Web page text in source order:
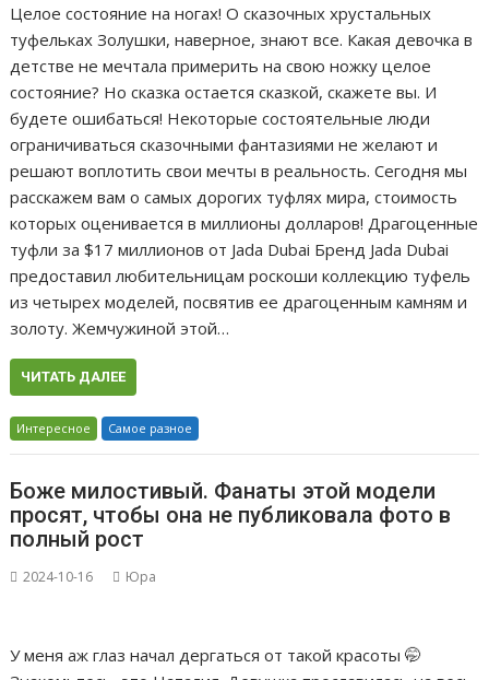
Целое состояние на ногах! О сказочных хрустальных
туфельках Золушки, наверное, знают все. Какая девочка в
детстве не мечтала примерить на свою ножку целое
состояние? Но сказка остается сказкой, скажете вы. И
будете ошибаться! Некоторые состоятельные люди
ограничиваться сказочными фантазиями не желают и
решают воплотить свои мечты в реальность. Сегодня мы
расскажем вам о самых дорогих туфлях мира, стоимость
которых оценивается в миллионы долларов! Драгоценные
туфли за $17 миллионов от Jada Dubai Бренд Jada Dubai
предоставил любительницам роскоши коллекцию туфель
из четырех моделей, посвятив ее драгоценным камням и
золоту. Жемчужиной этой…
ЧИТАТЬ ДАЛЕЕ
Интересное Самое разное
Боже милостивый. Фанаты этой модели
просят, чтобы она не публиковала фото в
полный рост
2024-10-16 Юра
У меня аж глаз начал дергаться от такой красоты 🤭